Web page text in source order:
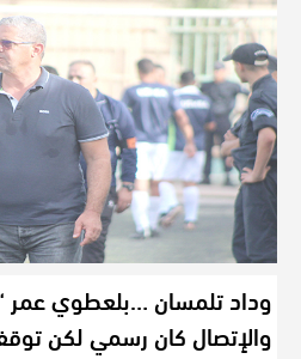
وداد تلمسان …بلعطوي عمر
والإتصال كان رسمي لكن